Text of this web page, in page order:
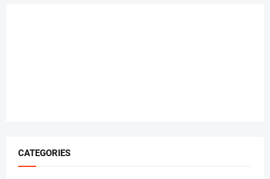
CATEGORIES